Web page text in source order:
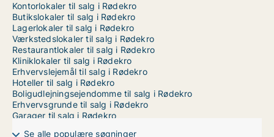
Kontorlokaler til salg i Rødekro
Butikslokaler til salg i Rødekro
Lagerlokaler til salg i Rødekro
Værkstedslokaler til salg i Rødekro
Restaurantlokaler til salg i Rødekro
Kliniklokaler til salg i Rødekro
Erhvervslejemål til salg i Rødekro
Hoteller til salg i Rødekro
Boligudlejningsejendomme til salg i Rødekro
Erhvervsgrunde til salg i Rødekro
Garager til salg i Rødekro
Se alle populære søgninger